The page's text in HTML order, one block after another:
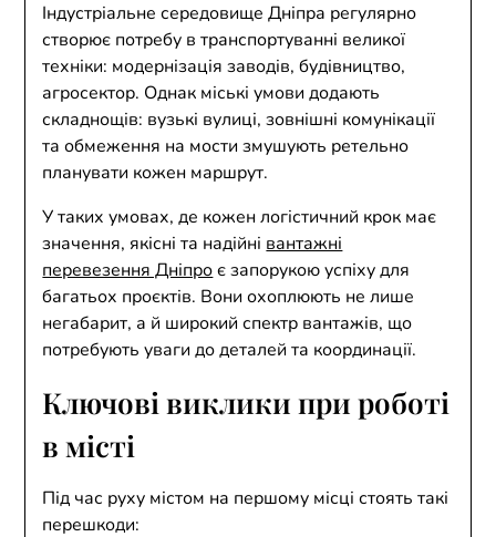
Індустріальне середовище Дніпра регулярно
створює потребу в транспортуванні великої
техніки: модернізація заводів, будівництво,
агросектор. Однак міські умови додають
складнощів: вузькі вулиці, зовнішні комунікації
та обмеження на мости змушують ретельно
планувати кожен маршрут.
У таких умовах, де кожен логістичний крок має
значення, якісні та надійнівантажні
перевезення Дніпроє запорукою успіху для
багатьох проєктів. Вони охоплюють не лише
негабарит, а й широкий спектр вантажів, що
потребують уваги до деталей та координації.
Ключові виклики при роботі
в місті
Під час руху містом на першому місці стоять такі
перешкоди: